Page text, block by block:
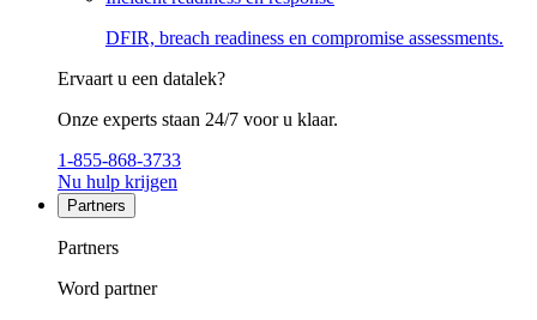
DFIR, breach readiness en compromise assessments.
Ervaart u een datalek?
Onze experts staan 24/7 voor u klaar.
1-855-868-3733
Nu hulp krijgen
Partners
Partners
Word partner